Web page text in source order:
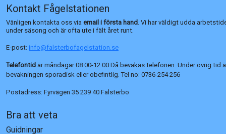
Kontakt Fågelstationen
Vänligen kontakta oss via email i första hand. Vi har väldigt udda
under säsong och är ofta ute i fält året runt.
E-post: info@falsterbofagelstation.se
Telefontid är måndagar 08.00-12.00 Då bevakas telefonen. Under övrig tid
bevakningen sporadisk eller obefintlig. Tel no: 0736-254 256
Postadress: Fyrvägen 35 239 40 Falsterbo
Bra att veta
Guidningar